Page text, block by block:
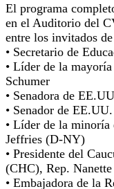
El programa
en el Auditorio del
entre los invitados
• Secretario de
• Líder de la
Schumer
• Senadora de
• Senador de
• Líder de la minoría
Jeffries (D-NY)
• Presidente del
(CHC), Rep.
• Embajadora de la